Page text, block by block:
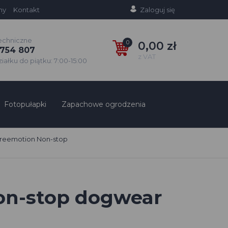
Kontakt Zaloguj się
807
do piątku: 7:00-15:00
0 0,00 zł
z VAT
Fotopułapki Zapachowe ogrodzenia
Non-stop
stop dogwear